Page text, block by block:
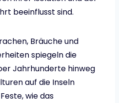
beeinflusst sind.
Bräuche und
spiegeln die
Jahrhunderte hinweg
auf die Inseln
wie das